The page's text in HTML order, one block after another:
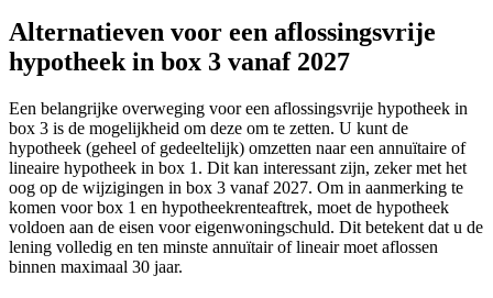
Alternatieven voor een aflossingsvrije
hypotheek in box 3 vanaf 2027
Een belangrijke overweging voor een aflossingsvrije hypotheek in
box 3 is de mogelijkheid om deze om te zetten. U kunt de
hypotheek (geheel of gedeeltelijk) omzetten naar een annuïtaire of
lineaire hypotheek in box 1. Dit kan interessant zijn, zeker met het
oog op de wijzigingen in box 3 vanaf 2027. Om in aanmerking te
komen voor box 1 en hypotheekrenteaftrek, moet de hypotheek
voldoen aan de eisen voor eigenwoningschuld. Dit betekent dat u de
lening volledig en ten minste annuïtair of lineair moet aflossen
binnen maximaal 30 jaar.